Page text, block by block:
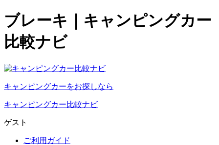
ブレーキ｜キャンピングカー
比較ナビ
キャンピングカーをお探しなら
キャンピングカー比較ナビ
ゲスト
ご利用ガイド